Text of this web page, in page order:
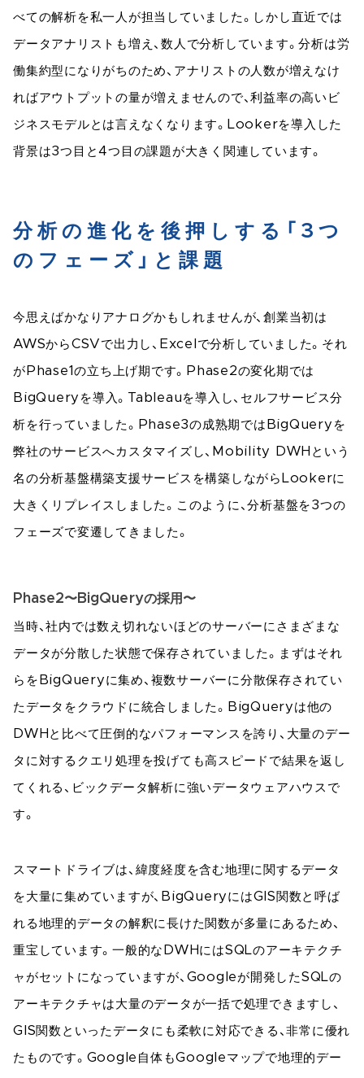
べての解析を私一人が担当していました。しかし直近では
データアナリストも増え、数人で分析しています。分析は労
働集約型になりがちのため、アナリストの人数が増えなけ
ればアウトプットの量が増えませんので、利益率の高いビ
ジネスモデルとは言えなくなります。Lookerを導入した
背景は3つ目と4つ目の課題が大きく関連しています。
分析の進化を後押しする「3つ
のフェーズ」と課題
今思えばかなりアナログかもしれませんが、創業当初は
AWSからCSVで出力し、Excelで分析していました。それ
がPhase1の立ち上げ期です。Phase2の変化期では
BigQueryを導入。Tableauを導入し、セルフサービス分
析を行っていました。Phase3の成熟期ではBigQueryを
弊社のサービスへカスタマイズし、Mobility DWHという
名の分析基盤構築支援サービスを構築しながらLookerに
大きくリプレイスしました。このように、分析基盤を3つの
フェーズで変遷してきました。
Phase2〜BigQueryの採用〜
当時、社内では数え切れないほどのサーバーにさまざまな
データが分散した状態で保存されていました。まずはそれ
らをBigQueryに集め、複数サーバーに分散保存されてい
たデータをクラウドに統合しました。BigQueryは他の
DWHと比べて圧倒的なパフォーマンスを誇り、大量のデー
タに対するクエリ処理を投げても高スピードで結果を返し
てくれる、ビックデータ解析に強いデータウェアハウスで
す。
スマートドライブは、緯度経度を含む地理に関するデータ
を大量に集めていますが、BigQueryにはGIS関数と呼ば
れる地理的データの解釈に長けた関数が多量にあるため、
重宝しています。一般的なDWHにはSQLのアーキテクチ
ャがセットになっていますが、Googleが開発したSQLの
アーキテクチャは大量のデータが一括で処理できますし、
GIS関数といったデータにも柔軟に対応できる、非常に優れ
たものです。Google自体もGoogleマップで地理的デー